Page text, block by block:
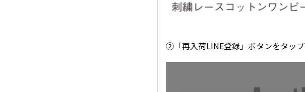
②「再入荷LINE登録」ボタンをタップ